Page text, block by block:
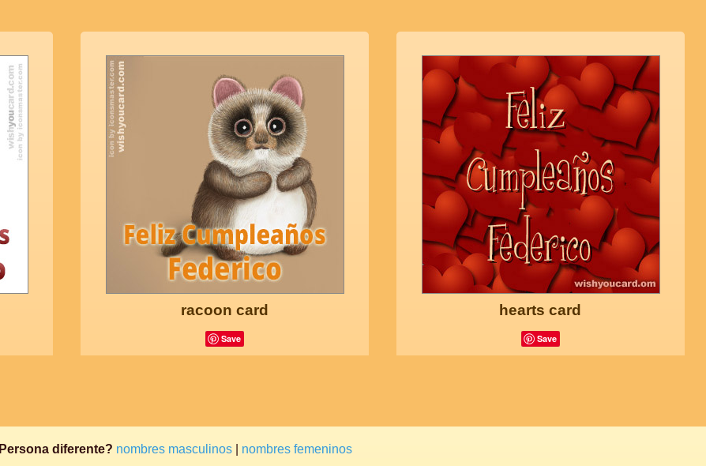
racoon card
Save
hearts card
Save
Persona diferente? nombres masculinos nombres femeninos